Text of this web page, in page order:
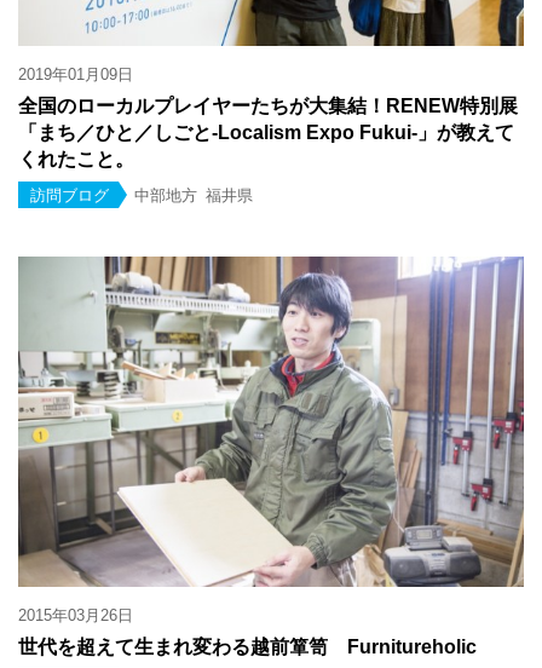
2019年01月09日
全国のローカルプレイヤーたちが大集結！RENEW特別展
「まち／ひと／しごと-Localism Expo Fukui-」が教えて
くれたこと。
訪問ブログ 中部地方 福井県
2015年03月26日
世代を超えて生まれ変わる越前箪笥 Furnitureholic